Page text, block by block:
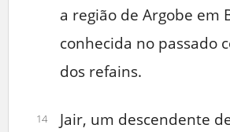
a região de Argobe em
conhecida no passado
dos refains.
14
Jair, um descendente